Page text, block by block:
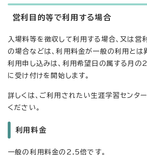
営利目的等で利用する場合
入場料等を徴収して利用する場合、又は営
の場合などは、利用料金が一般の利用とは異
利用申し込みは、利用希望日の属する月
に受け付けを開始します。
詳しくは、ご利用されたい生涯学習センタ
ください。
利用料金
一般の利用料金の2.5倍です。